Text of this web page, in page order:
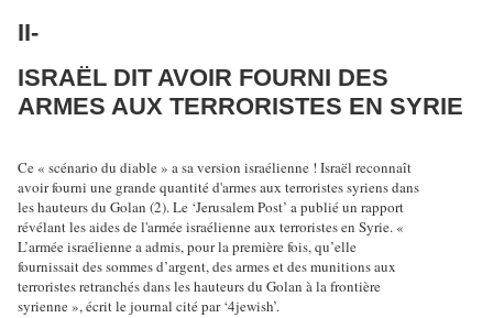
II-
ISRAËL DIT AVOIR FOURNI DES
ARMES AUX TERRORISTES EN SYRIE
Ce « scénario du diable » a sa version israélienne ! Israël reconnaît
avoir fourni une grande quantité d'armes aux terroristes syriens dans
les hauteurs du Golan (2). Le ‘Jerusalem Post’ a publié un rapport
révélant les aides de l'armée israélienne aux terroristes en Syrie. «
L’armée israélienne a admis, pour la première fois, qu’elle
fournissait des sommes d’argent, des armes et des munitions aux
terroristes retranchés dans les hauteurs du Golan à la frontière
syrienne », écrit le journal cité par ‘4jewish’.